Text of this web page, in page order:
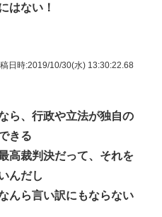
はない！
日時:2019/10/30(水) 13:30:22.68
ら、行政や立法が独自の
きる
高裁判決だって、それを
んだし
んら言い訳にもならない